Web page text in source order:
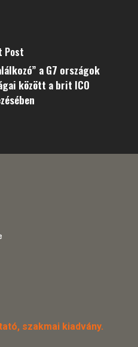
Post
a G7 országok
között a brit ICO
szakmai kiadvány.